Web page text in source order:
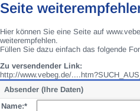
Seite
Hier können Sie eine Seite auf
weiterempfehlen.
Füllen Sie dazu einfach das folgende
Zu versendender Link:
http://www.vebeg.de/
Absender (Ihre Daten)
Name:*